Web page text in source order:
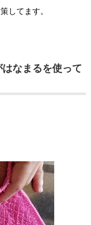
してます。
なまるを使って